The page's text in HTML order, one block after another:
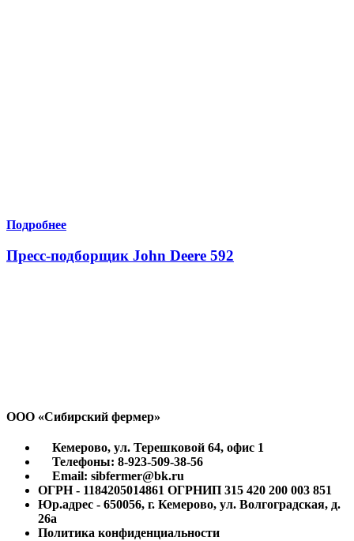
Подробнее
Пресс-подборщик John Deere 592
ООО «Сибирский фермер»
Кемерово, ул. Терешковой 64, офис 1
Телефоны: 8-923-509-38-56
Email: sibfermer@bk.ru
ОГРН - 1184205014861 ОГРНИП 315 420 200 003 851
Юр.адрес - 650056, г. Кемерово, ул. Волгоградская, д.
26а
Политика конфиденциальности